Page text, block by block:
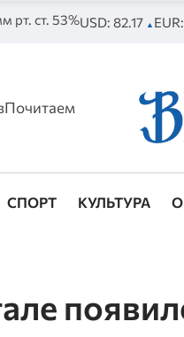
рт. ст. 53%USD: 82.17 ▲
СПОРТ КУЛЬТУРА